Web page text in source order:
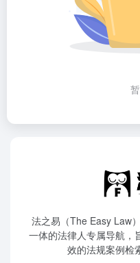
法之易（The Easy Law
一体的法律人专属导航，
效的法规案例检